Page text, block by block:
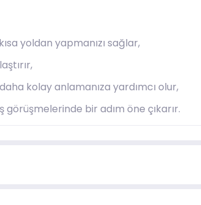
yoldan yapmanızı sağlar,
kolay anlamanıza yardımcı olur,
görüşmelerinde bir adım öne çıkarır.